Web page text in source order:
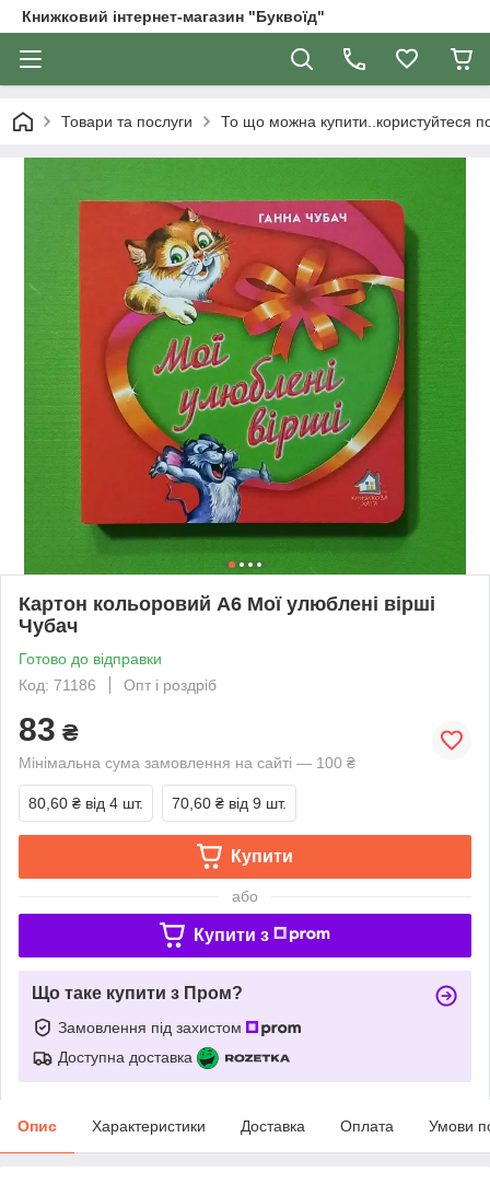
Книжковий інтернет-магазин "Буквоїд"
Товари та послуги То що можна купити..користуйтеся
Картон кольоровий А6 Мої улюблені вірші
Чубач
Готово до відправки
Код: 71186
Опт і роздріб
83 ₴
Мінімальна сума замовлення на сайті — 100 ₴
80,60 ₴ від 4 шт. 70,60 ₴ від 9 шт.
Купити
або
Купити з
Що таке купити з Пром?
Замовлення під захистом
Доступна доставка
Опис Характеристики Доставка Оплата Умови